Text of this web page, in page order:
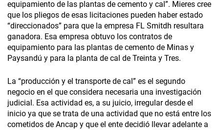
equipamiento de las plantas de cemento y cal”. Mieres cree
que los pliegos de esas licitaciones pueden haber estado
“direccionados” para que la empresa FL Smitdh resultara
ganadora. Esa empresa obtuvo los contratos de
equipamiento para las plantas de cemento de Minas y
Paysandú y para la planta de cal de Treinta y Tres.
La “producción y el transporte de cal” es el segundo
negocio en el que considera necesaria una investigación
judicial. Esa actividad es, a su juicio, irregular desde el
inicio ya que se trata de una actividad que no está entre los
cometidos de Ancap y que el ente decidió llevar adelante a